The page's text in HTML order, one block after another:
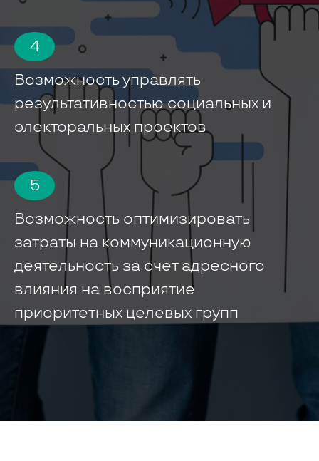
4
Возможность управлять
результативностью социальных и
электоральных проектов
5
Возможность оптимизировать
затраты на коммуникационную
деятельность за счет адресного
влияния на восприятие
приоритетных целевых групп